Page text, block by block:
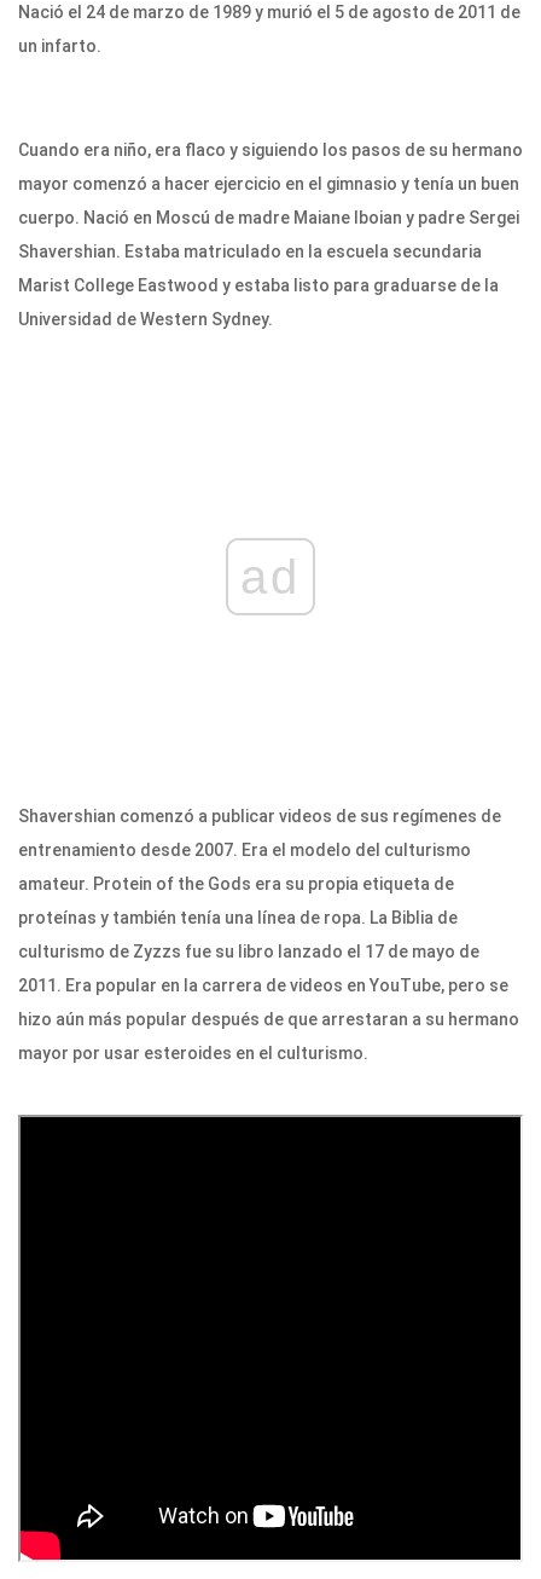
Nació el 24 de marzo de 1989 y murió el 5 de agosto de 2011 de
un infarto.
Cuando era niño, era flaco y siguiendo los pasos de su hermano
mayor comenzó a hacer ejercicio en el gimnasio y tenía un buen
cuerpo. Nació en Moscú de madre Maiane Iboian y padre Sergei
Shavershian. Estaba matriculado en la escuela secundaria
Marist College Eastwood y estaba listo para graduarse de la
Universidad de Western Sydney.
ad
Shavershian comenzó a publicar videos de sus regímenes de
entrenamiento desde 2007. Era el modelo del culturismo
amateur. Protein of the Gods era su propia etiqueta de
proteínas y también tenía una línea de ropa. La Biblia de
culturismo de Zyzzs fue su libro lanzado el 17 de mayo de
2011. Era popular en la carrera de videos en YouTube, pero se
hizo aún más popular después de que arrestaran a su hermano
mayor por usar esteroides en el culturismo.